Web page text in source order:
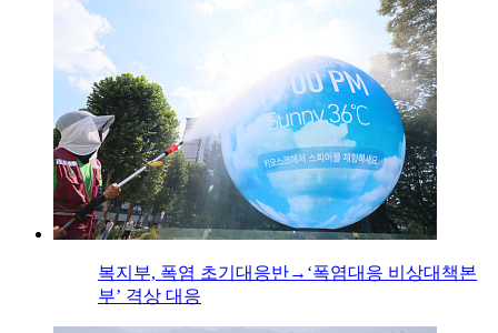
복지부, 폭염 초기대응반→‘폭염대응 비상대책본
부’ 격상 대응